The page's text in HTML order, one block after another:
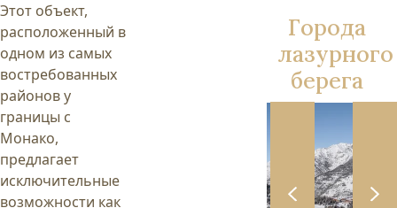
Этот объект,
расположенный в
одном из самых
востребованных
районов у
границы с
Монако,
предлагает
исключительные
возможности как
Города
лазурного
берега